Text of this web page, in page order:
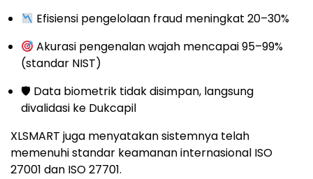
Efisiensi pengelolaan fraud meningkat 20–30%
Akurasi pengenalan wajah mencapai 95–99%
(standar NIST)
🛡 Data biometrik tidak disimpan, langsung
divalidasi ke Dukcapil
XLSMART juga menyatakan sistemnya telah
memenuhi standar keamanan internasional ISO
27001 dan ISO 27701.